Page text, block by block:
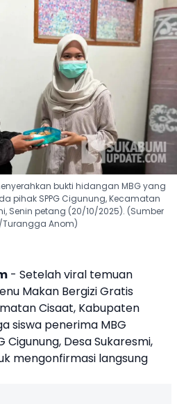
bukti hidangan MBG yang
pihak SPPG Cigunung, Kecamatan
Senin petang (20/10/2025). (Sumber
Turangga Anom)
- Setelah viral temuan
Makan Bergizi Gratis
Cisaat, Kabupaten
siswa penerima MBG
Cigunung, Desa Sukaresmi,
mengonfirmasi langsung